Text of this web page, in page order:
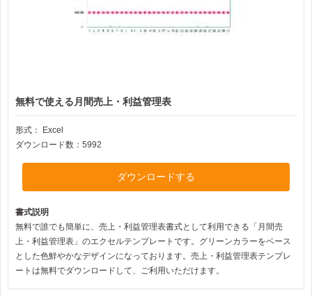
無料で使える月間売上・利益管理表
形式：
Excel
ダウンロード数：5992
ダウンロードする
書式説明
無料で誰でも簡単に、売上・利益管理表書式として利用できる「月間売
上・利益管理表」のエクセルテンプレートです。グリーンカラーをベース
とした色鮮やかなデザインになっております。売上・利益管理表テンプレ
ートは無料でダウンロードして、ご利用いただけます。